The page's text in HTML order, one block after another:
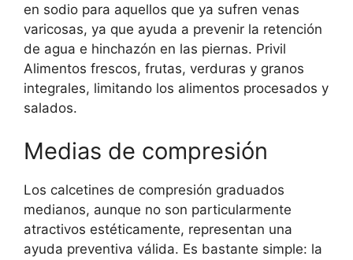
en sodio para aquellos que ya sufren venas
varicosas, ya que ayuda a prevenir la retención
de agua e hinchazón en las piernas. Privil
Alimentos frescos, frutas, verduras y granos
integrales, limitando los alimentos procesados ​​y
salados.
Medias de compresión
Los calcetines de compresión graduados
medianos, aunque no son particularmente
atractivos estéticamente, representan una
ayuda preventiva válida. Es bastante simple: la